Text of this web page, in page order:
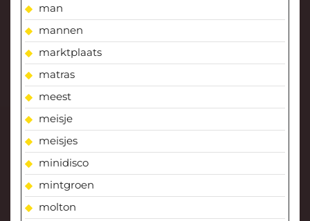
man
mannen
marktplaats
matras
meest
meisje
meisjes
minidisco
mintgroen
molton